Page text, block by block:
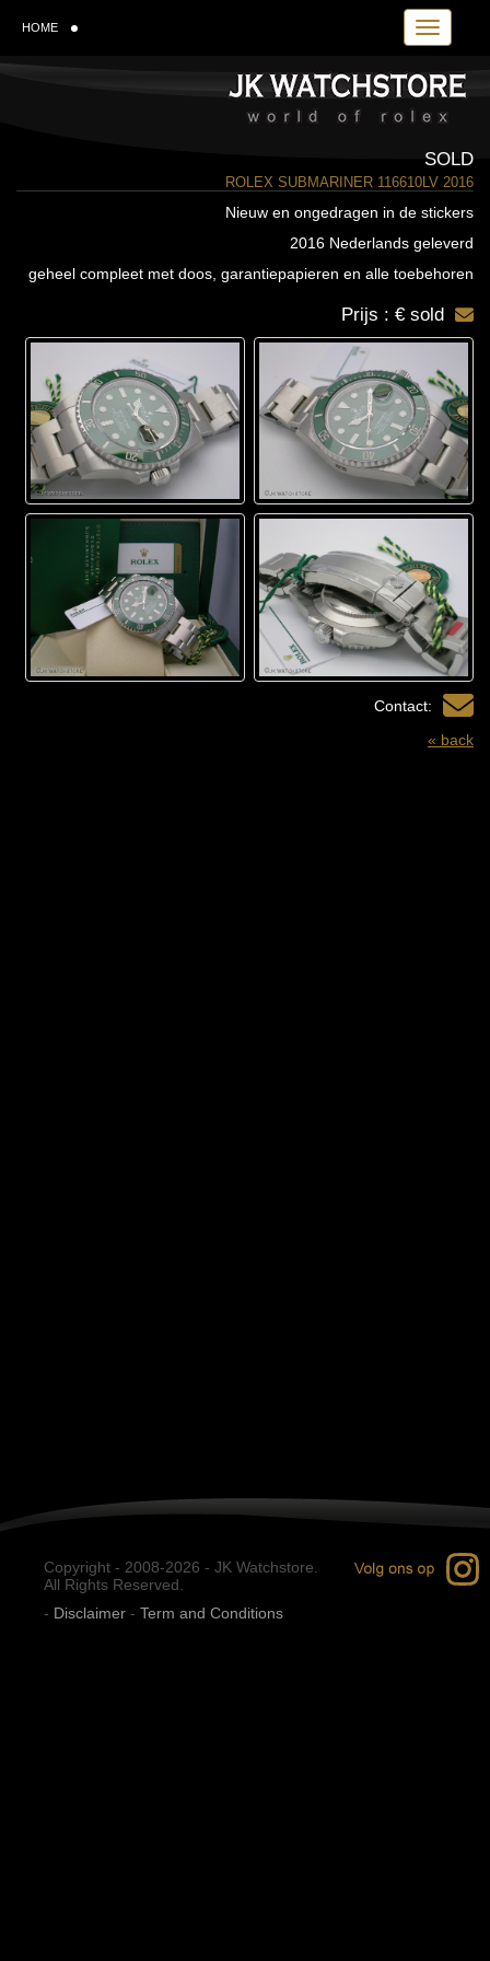
Toggle
HOME
SOLD
ROLEX SUBMARINER 116610LV 2016
Nieuw en ongedragen in de stickers
2016 Nederlands geleverd
geheel compleet met doos, garantiepapieren en alle toebehoren
Prijs : € sold
Contact:
« back
Copyright - 2008-2026 - JK Watchstore.
All Rights Reserved.
- Disclaimer - Term and Conditions